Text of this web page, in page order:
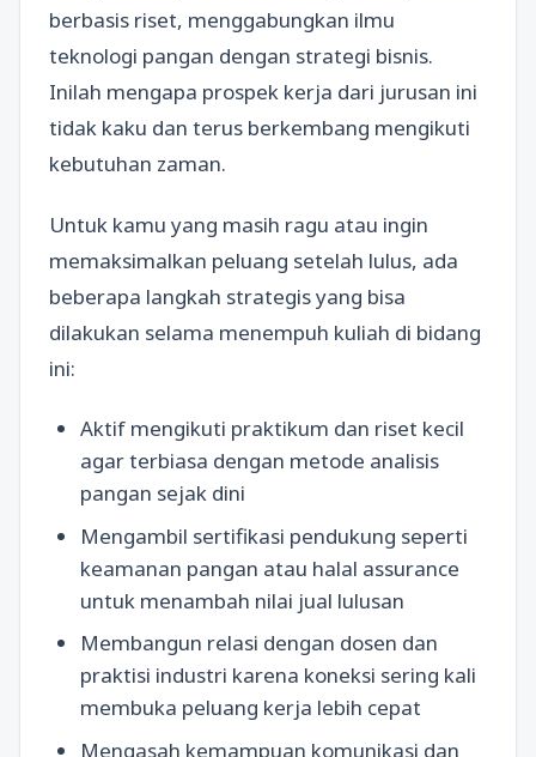
berbasis riset, menggabungkan ilmu
teknologi pangan dengan strategi bisnis.
Inilah mengapa prospek kerja dari jurusan ini
tidak kaku dan terus berkembang mengikuti
kebutuhan zaman.
Untuk kamu yang masih ragu atau ingin
memaksimalkan peluang setelah lulus, ada
beberapa langkah strategis yang bisa
dilakukan selama menempuh kuliah di bidang
ini:
Aktif mengikuti praktikum dan riset kecil
agar terbiasa dengan metode analisis
pangan sejak dini
Mengambil sertifikasi pendukung seperti
keamanan pangan atau halal assurance
untuk menambah nilai jual lulusan
Membangun relasi dengan dosen dan
praktisi industri karena koneksi sering kali
membuka peluang kerja lebih cepat
Mengasah kemampuan komunikasi dan